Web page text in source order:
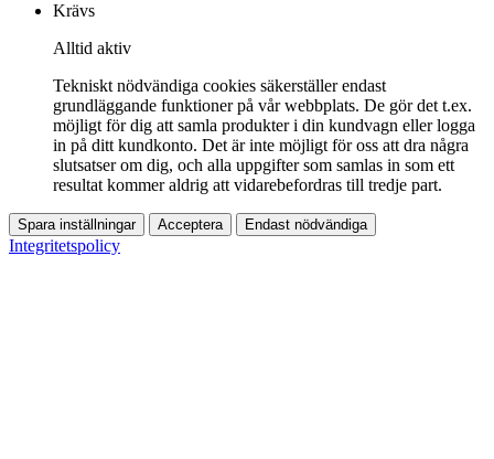
Krävs
Alltid aktiv
Tekniskt nödvändiga cookies säkerställer endast
grundläggande funktioner på vår webbplats. De gör det t.ex.
möjligt för dig att samla produkter i din kundvagn eller logga
in på ditt kundkonto. Det är inte möjligt för oss att dra några
slutsatser om dig, och alla uppgifter som samlas in som ett
resultat kommer aldrig att vidarebefordras till tredje part.
Spara inställningar Acceptera Endast nödvändiga
Integritetspolicy